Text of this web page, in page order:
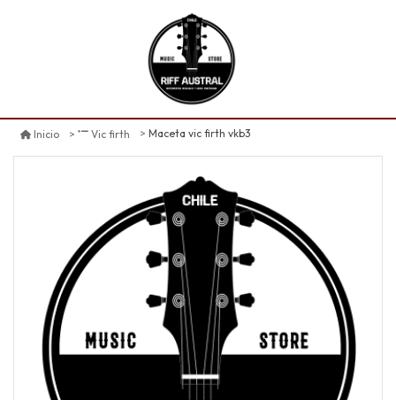
Inicio Vic firth Maceta vic firth vkb3